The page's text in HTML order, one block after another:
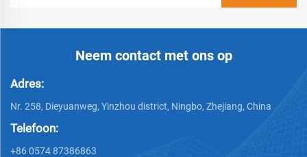
Neem contact met ons op
Adres:
Nr. 258, Dieyuanweg, Yinzhou district, Ningbo, Zhejiang, China
Telefoon:
+86 0574 87386863